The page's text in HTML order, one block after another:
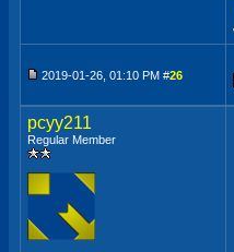
2019-01-26, 01:10 PM #26
pcyy211
Regular Member